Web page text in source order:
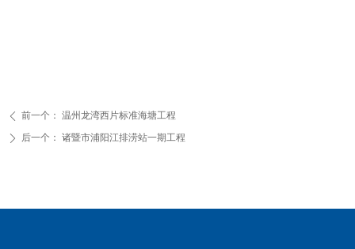
ꄴ 前一个： 温州龙湾西片标准海塘工程
ꄲ 后一个： 诸暨市浦阳江排涝站一期工程